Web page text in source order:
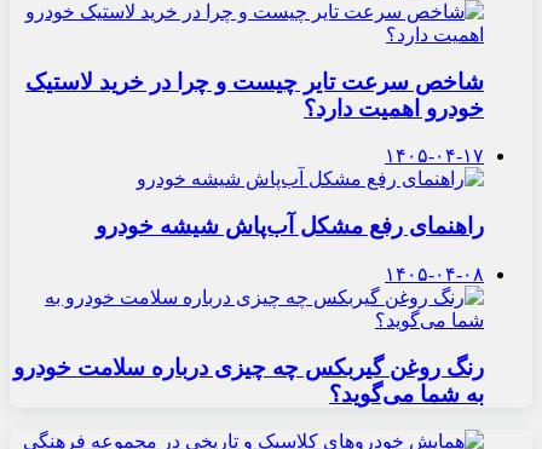
شاخص سرعت تایر چیست و چرا در خرید لاستیک
خودرو اهمیت دارد؟
۱۴۰۵-۰۴-۱۷
راهنمای رفع مشکل آب‌پاش شیشه خودرو
۱۴۰۵-۰۴-۰۸
رنگ روغن گیربکس چه چیزی درباره سلامت خودرو
به شما می‌گوید؟